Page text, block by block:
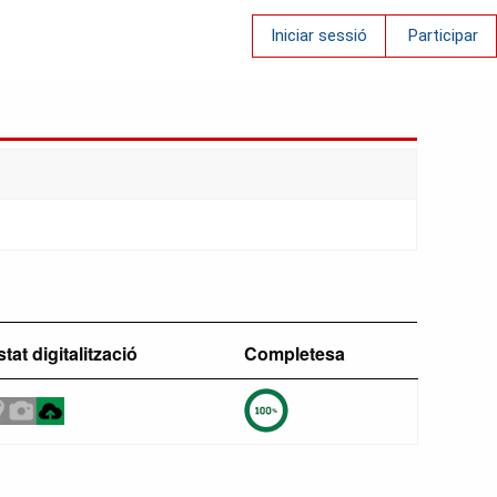
Iniciar sessió Participar
digitalització Completesa